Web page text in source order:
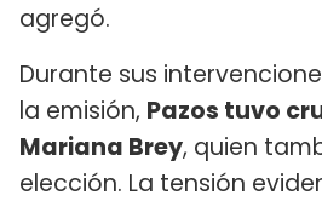
agregó.
Durante sus
la emisión, Pazos tuvo
Mariana Brey, quien
elección. La tensión